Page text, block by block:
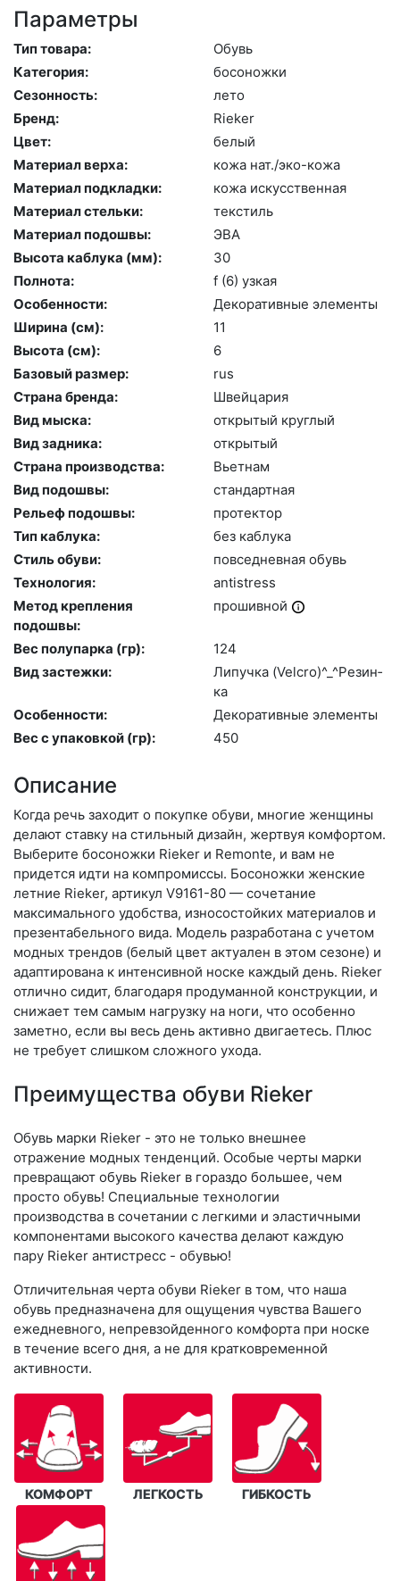
Параметры
Тип товара:
Обувь
Категория:
бо­сонож­ки
Сезонность:
ле­то
Бренд:
Ri­eker
Цвет:
бе­лый
Материал верха:
ко­жа нат./эко-ко­жа
Материал подкладки:
ко­жа ис­кусс­твен­ная
Материал стельки:
текс­тиль
Материал подошвы:
ЭВА
Высота каблука (мм):
30
Полнота:
f (6) уз­кая
Особенности:
Де­кора­тив­ные эле­мен­ты
Ширина (см):
11
Высота (cм):
6
Базовый размер:
rus
Страна бренда:
Швей­ца­рия
Вид мыска:
отк­ры­тый круг­лый
Вид задника:
отк­ры­тый
Страна производства:
Вь­ет­нам
Вид подошвы:
стан­дарт­ная
Рельеф подошвы:
про­тек­тор
Тип каблука:
без каб­лу­ка
Стиль обуви:
пов­седнев­ная обувь
Технология:
an­tist­ress
Метод крепления
подошвы:
про­шив­ной
Вес полупарка (гр):
124
Вид застежки:
Ли­пуч­ка (Velc­ro)^_^Ре­зин­
ка
Особенности:
Де­кора­тив­ные эле­мен­ты
Вес с упаковкой (гр):
450
Описание
Когда речь заходит о покупке обуви, многие женщины
делают ставку на стильный дизайн, жертвуя комфортом.
Выберите бо­сонож­ки Rieker и Remonte, и вам не
придется идти на компромиссы. Босоножки женские
летние Rieker, артикул V9161-80 — сочетание
максимального удобства, износостойких материалов и
презентабельного вида. Модель разработана с учетом
модных трендов (бе­лый цвет актуален в этом сезоне) и
адаптирована к интенсивной носке каждый день. Ri­eker
отлично сидит, благодаря продуманной конструкции, и
снижает тем самым нагрузку на ноги, что особенно
заметно, если вы весь день активно двигаетесь. Плюс
не требует слишком сложного ухода.
Преимущества обуви Rieker
Обувь марки Rieker - это не только внешнее
отражение модных тенденций. Особые черты марки
превращают обувь Rieker в гораздо большее, чем
просто обувь! Специальные технологии
производства в сочетании с легкими и эластичными
компонентами высокого качества делают каждую
пару Rieker антистресс - обувью!
Отличительная черта обуви Rieker в том, что наша
обувь предназначена для ощущения чувства Вашего
ежедневного, непревзойденного комфорта при носке
в течение всего дня, а не для кратковременной
активности.
КОМФОРТ ЛЕГКОСТЬ ГИБКОСТЬ